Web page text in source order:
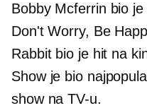
Bobby Mcferrin bio
Don't Worry, Be
Rabbit bio je hit na
Show je bio
show na TV-u.